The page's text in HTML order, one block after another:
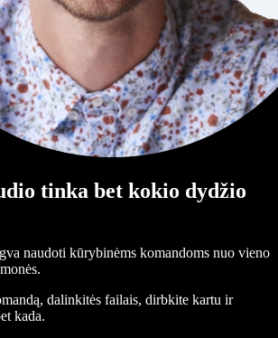
tinka bet kokio dydžio
naudoti kūrybinėms komandoms nuo vieno
dalinkitės failais, dirbkite kartu ir
kada.